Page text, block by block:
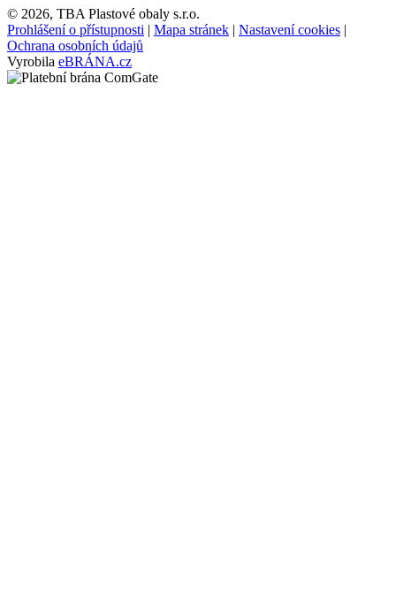
© 2026, TBA Plastové obaly s.r.o.
Prohlášení o přístupnosti | Mapa stránek | Nastavení cookies |
Ochrana osobních údajů
Vyrobila eBRÁNA.cz